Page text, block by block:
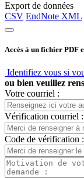
Export de données
CSV EndNote XML
Accès à un fichier PDF
Identifiez vous si
ou bien veuillez
Votre courriel :
Vérification courriel :
Code de vérification :